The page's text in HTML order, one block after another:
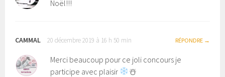
Noël!!!
CAMMAL 20 décembre 2019 à 16 h 50 min RÉPONDRE
Merci beaucoup pour ce joli concours je
participe avec plaisir
☃️